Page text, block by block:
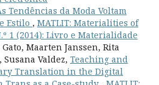
Tendências da Moda Voltam
Estilo , MATLIT: Materialities of
1 (2014): Livro e Materialidade
Maarten Janssen, Rita
Valdez, Teaching and
Translation in the Digital